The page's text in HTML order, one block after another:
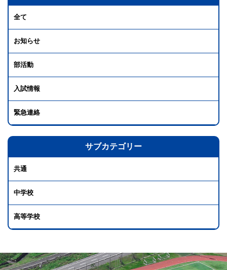
全て
お知らせ
部活動
入試情報
緊急連絡
サブカテゴリー
共通
中学校
高等学校